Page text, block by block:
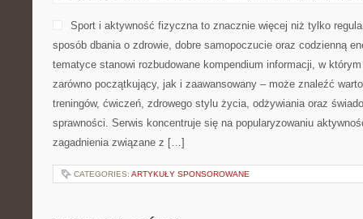
Sport i aktywność fizyczna to znacznie więcej niż tylko
sposób dbania o zdrowie, dobre samopoczucie oraz codzienną
tematyce stanowi rozbudowane kompendium informacji, w
zarówno początkujący, jak i zaawansowany – może znaleźć
treningów, ćwiczeń, zdrowego stylu życia, odżywiania oraz
sprawności. Serwis koncentruje się na popularyzowaniu
zagadnienia związane z […]
CATEGORIES: ARTYKUŁY SPONSOROWANE